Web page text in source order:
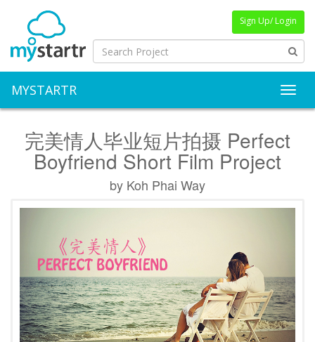
Sign Up/ Login
MYSTARTR
完美情人毕业短片拍摄 Perfect
Boyfriend Short Film Project
by Koh Phai Way